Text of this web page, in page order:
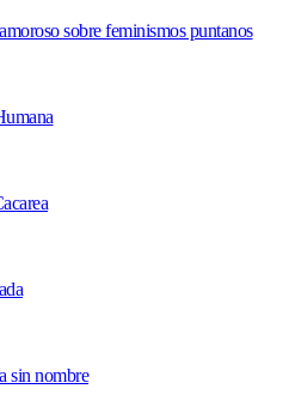
sobre feminismos puntanos
sin nombre